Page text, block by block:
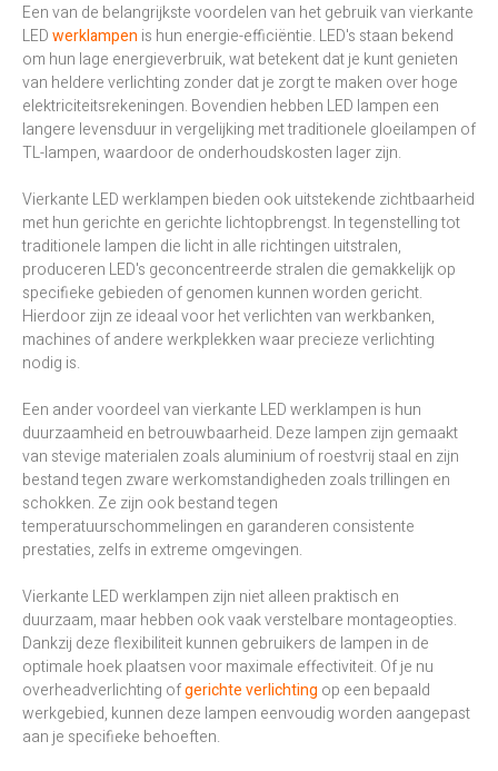
Een van de belangrijkste voordelen van het gebruik van vierkante
LEDwerklampen is hun energie-efficiëntie. LED's staan bekend
om hun lage energieverbruik, wat betekent dat je kunt genieten
van heldere verlichting zonder dat je zorgt te maken over hoge
elektriciteitsrekeningen. Bovendien hebben LED lampen een
langere levensduur in vergelijking met traditionele gloeilampen of
TL-lampen, waardoor de onderhoudskosten lager zijn.
Vierkante LED werklampen bieden ook uitstekende zichtbaarheid
met hun gerichte en gerichte lichtopbrengst. In tegenstelling tot
traditionele lampen die licht in alle richtingen uitstralen,
produceren LED's geconcentreerde stralen die gemakkelijk op
specifieke gebieden of genomen kunnen worden gericht.
Hierdoor zijn ze ideaal voor het verlichten van werkbanken,
machines of andere werkplekken waar precieze verlichting
nodig is.
Een ander voordeel van vierkante LED werklampen is hun
duurzaamheid en betrouwbaarheid. Deze lampen zijn gemaakt
van stevige materialen zoals aluminium of roestvrij staal en zijn
bestand tegen zware werkomstandigheden zoals trillingen en
schokken. Ze zijn ook bestand tegen
temperatuurschommelingen en garanderen consistente
prestaties, zelfs in extreme omgevingen.
Vierkante LED werklampen zijn niet alleen praktisch en
duurzaam, maar hebben ook vaak verstelbare montageopties.
Dankzij deze flexibiliteit kunnen gebruikers de lampen in de
optimale hoek plaatsen voor maximale effectiviteit. Of je nu
overheadverlichting ofgerichte verlichting op een bepaald
werkgebied, kunnen deze lampen eenvoudig worden aangepast
aan je specifieke behoeften.